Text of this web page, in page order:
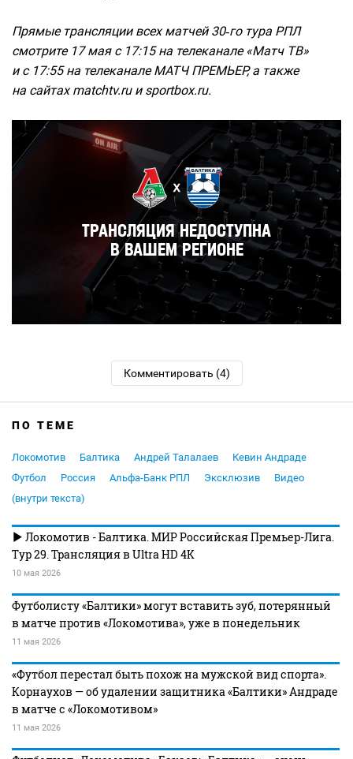
Прямые трансляции всех матчей 30‑го тура РПЛ
смотрите 17 мая с 17:15 на телеканале «Матч ТВ»
и с 17:55 на телеканале МАТЧ ПРЕМЬЕР, а также
на сайтах matchtv.ru и sportbox.ru.
Комментировать (4)
ПО ТЕМЕ
Локомотив Балтика Андрей Талалаев
Кевин Андраде
Футбол
Россия Альфа-Банк РПЛ Эксклюзив
Видео
(внутри текста)
Локомотив - Балтика. МИР Российская Премьер-Лига.
Тур 29. Трансляция в Ultra HD 4K
10 мая 2026
Футболисту «Балтики» могут вставить зуб, потерянный
в матче против «Локомотива», уже в понедельник
11 мая 2026
«Футбол перестал быть похож на мужской вид спорта».
Корнаухов — об удалении защитника «Балтики» Андраде
в матче с «Локомотивом»
11 мая 2026